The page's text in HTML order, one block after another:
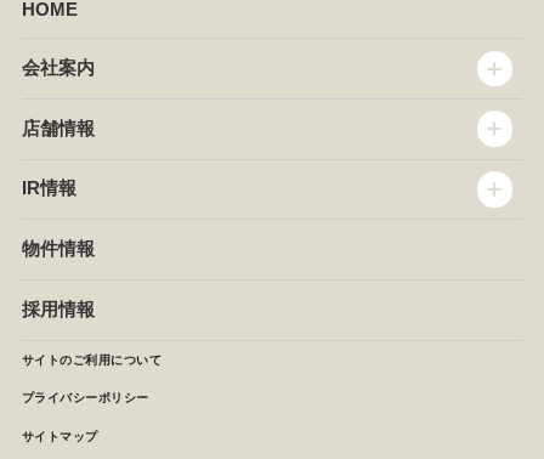
HOME
会社案内
企業情報
セントラルキッチン
NEWS
店舗情報
椿屋珈琲
イタリアンダイニングDONA
店舗検索
IR情報
IRニュース
月次報告
決算短信
株主の皆様へ
物件情報
採用情報
サイトのご利用について
プライバシーポリシー
サイトマップ